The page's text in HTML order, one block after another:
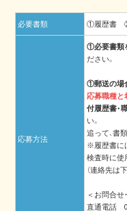
必要書類 ①履歴書 ②
応募方法
①必要書類
ださい。
①郵送の場
応募職種と
付履歴書・
い。
追って、書
※履歴書に
検査時に使
（連絡先は
＜お問合せ
直通電話